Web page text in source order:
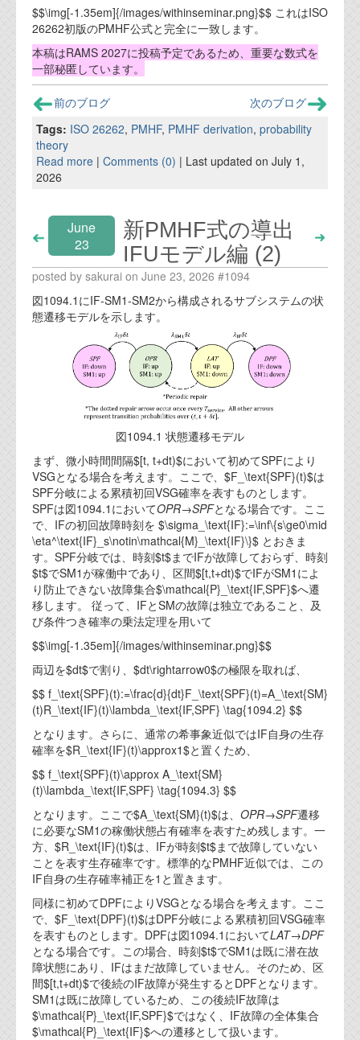
設計用語集
オンラインショップ
お問い合わせ
FAQ
お問い合わせフォーム
$$\img[-1.35em]{/images/withinseminar.png}$$ これはISO
26262初版のPMHF公式と完全に一致します。
本稿はRAMS 2027に投稿予定であるため、重要な数式を
一部秘匿しています。
前のブログ
次のブログ
Tags: ISO 26262, PMHF, PMHF derivation, probability
theory
Read more | Comments (0) | Last updated on July 1,
2026
June
23
新PMHF式の導出
IFUモデル編 (2)
posted by sakurai on June 23, 2026 #1094
図1094.1にIF-SM1-SM2から構成されるサブシステムの状
態遷移モデルを示します。
図1094.1 状態遷移モデル
まず、微小時間間隔$[t, t+dt)$において初めてSPFにより
VSGとなる場合を考えます。ここで、$F_\text{SPF}(t)$は
SPF分岐による累積初回VSG確率を表すものとします。
SPFは図1094.1においてOPR→SPFとなる場合です。ここ
で、IFの初回故障時刻を $\sigma_\text{IF}:=\inf\{s\ge0\mid
\eta^\text{IF}_s\notin\mathcal{M}_\text{IF}\}$ とおきま
す。SPF分岐では、時刻$t$までIFが故障しておらず、時刻
$t$でSM1が稼働中であり、区間$[t,t+dt)$でIFがSM1によ
り防止できない故障集合$\mathcal{P}_\text{IF,SPF}$へ遷
移します。 従って、IFとSMの故障は独立であること、及
び条件つき確率の乗法定理を用いて
$$\img[-1.35em]{/images/withinseminar.png}$$
両辺を$dt$で割り、$dt\rightarrow0$の極限を取れば、
$$ f_\text{SPF}(t):=\frac{d}{dt}F_\text{SPF}(t)=A_\text{SM}
(t)R_\text{IF}(t)\lambda_\text{IF,SPF} \tag{1094.2} $$
となります。さらに、通常の希事象近似ではIF自身の生存
確率を$R_\text{IF}(t)\approx1$と置くため、
$$ f_\text{SPF}(t)\approx A_\text{SM}
(t)\lambda_\text{IF,SPF} \tag{1094.3} $$
となります。ここで$A_\text{SM}(t)$は、 OPR→SPF遷移
に必要なSM1の稼働状態占有確率を表すため残します。一
方、$R_\text{IF}(t)$は、IFが時刻$t$まで故障していない
ことを表す生存確率です。標準的なPMHF近似では、この
IF自身の生存確率補正を1と置きます。
同様に初めてDPFによりVSGとなる場合を考えます。ここ
で、$F_\text{DPF}(t)$はDPF分岐による累積初回VSG確率
を表すものとします。DPFは図1094.1においてLAT→DPF
となる場合です。この場合、時刻$t$でSM1は既に潜在故
障状態にあり、IFはまだ故障していません。そのため、区
間$[t,t+dt)$で後続のIF故障が発生するとDPFとなります。
SM1は既に故障しているため、この後続IF故障は
$\mathcal{P}_\text{IF,SPF}$ではなく、IF故障の全体集合
$\mathcal{P}_\text{IF}$への遷移として扱います。